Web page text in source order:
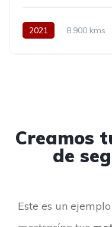
2021 8.900 kms
Creamos
de
Este es un